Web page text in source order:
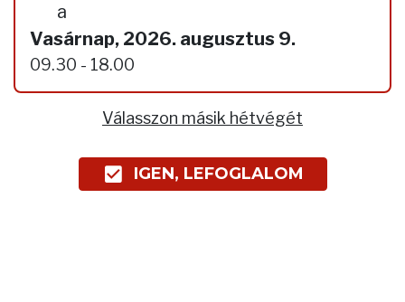
a
Vasárnap, 2026. augusztus 9.
09.30 - 18.00
Válasszon másik hétvégét
IGEN, LEFOGLALOM